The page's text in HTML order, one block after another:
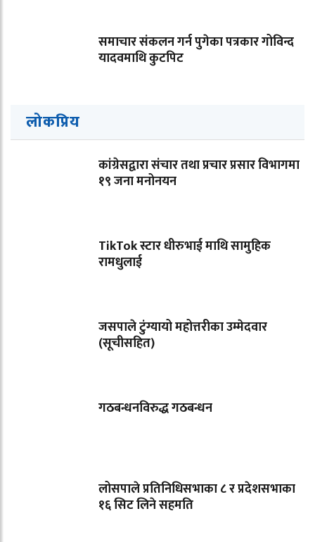
समाचार संकलन गर्न पुगेका पत्रकार गोविन्द
यादवमाथि कुटपिट
लोकप्रिय
कांग्रेसद्वारा संचार तथा प्रचार प्रसार विभागमा
१९ जना मनोनयन
TikTok स्टार धीरुभाई माथि सामुहिक
रामधुलाई
जसपाले टुंग्यायो महोत्तरीका उम्मेदवार
(सूचीसहित)
गठबन्धनविरुद्ध गठबन्धन
लोसपाले प्रतिनिधिसभाका ८ र प्रदेशसभाका
१६ सिट लिने सहमति